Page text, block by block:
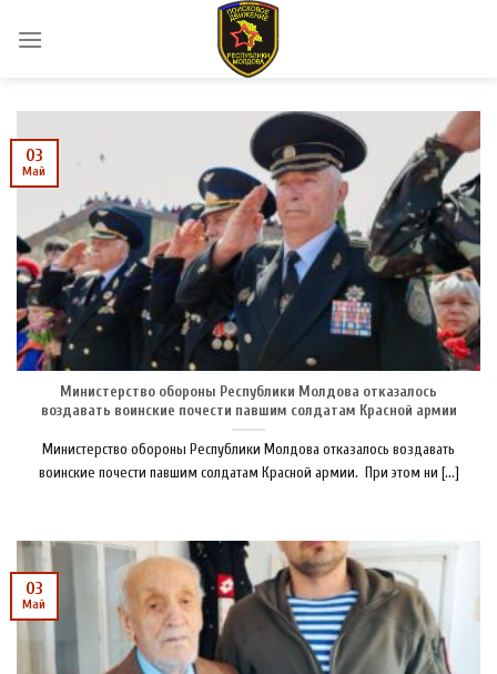
Министерство обороны Республики Молдова отказалось
воздавать воинские почести павшим солдатам Красной армии
Министерство обороны Республики Молдова отказалось воздавать
воинские почести павшим солдатам Красной армии. При этом ни [...]
03
Май
03
Май